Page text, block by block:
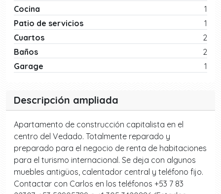
Cocina
1
Patio de servicios
1
Cuartos
2
Baños
2
Garage
1
Descripción ampliada
Apartamento de construcción capitalista en el
centro del Vedado. Totalmente reparado y
preparado para el negocio de renta de habitaciones
para el turismo internacional. Se deja con algunos
muebles antigüos, calentador central y teléfono fijo.
Contactar con Carlos en los teléfonos +53 7 83